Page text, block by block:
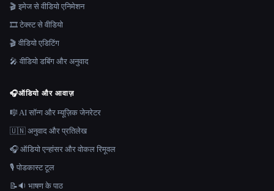
🎬 इमेज से वीडियो एनिमेशन
🎞️ टेक्स्ट से वीडियो
🎬 वीडियो एडिटिंग
🎤 वीडियो डबिंग और अनुवाद
🎧ऑडियो और आवाज़
🎼 AI सॉन्ग और म्यूज़िक जेनरेटर
🇺🇳 अनुवाद और प्रतिलेख
🎧 ऑडियो एन्हांसर और वोकल रिमूवल
🎙️ पोडकास्ट टूल
📝🔉 भाषण के पाठ